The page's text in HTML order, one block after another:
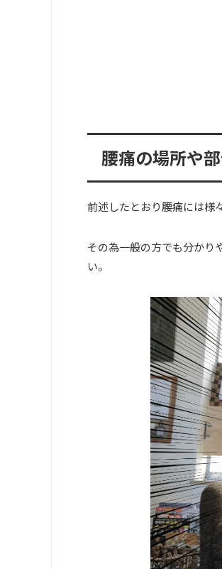
腰痛の場所や
前述したとおり腰痛には様
その為一般の方でも分かり
い。